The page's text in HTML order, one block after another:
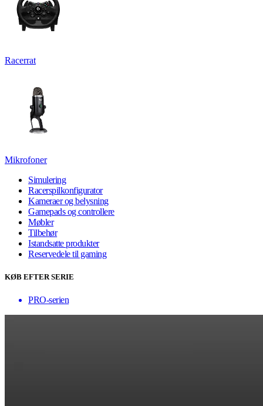
Racerrat
Mikrofoner
Simulering
Racerspilkonfigurator
Kameraer og belysning
Gamepads og controllere
Møbler
Tilbehør
Istandsatte produkter
Reservedele til gaming
KØB EFTER SERIE
PRO-serien